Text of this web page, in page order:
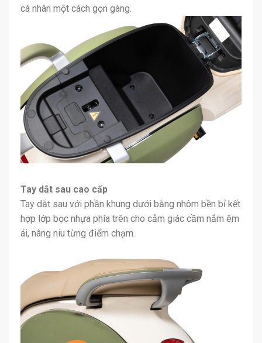
cá nhân một cách gọn gàng.
Tay dắt sau cao cấp
Tay dắt sau với phần khung dưới bằng nhôm bền bỉ kết
hợp lớp bọc nhựa phía trên cho cảm giác cầm nắm êm
ái, nâng niu từng điểm chạm.